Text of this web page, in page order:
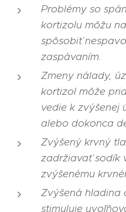
Problémy so
kortizolu môžu
spôsobiť
zaspávaním.
Zmeny nálady,
kortizol môže
vedie k zvýšenej
alebo dokonca
Zvýšený krvný
zadržiavať sodík
zvýšenému
Zvýšená hladina
stimuluje